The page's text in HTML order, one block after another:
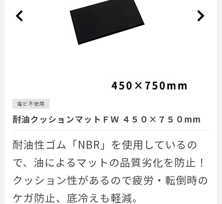
塩ビ不使用
耐油クッションマットＦＷ ４５０×７５０mm
耐油性ゴム「NBR」を使用しているの
で、油によるマットの品質劣化を防止！
クッション性があるので疲労・転倒時の
ケガ防止、底冷えも軽減。